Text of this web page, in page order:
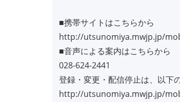
■携帯サイトはこちらから
http://utsunomiya.mwjp.jp/
■音声による案内はこちらから
028-624-2441
登録・変更・配信停止は、以下
http://utsunomiya.mwjp.jp/